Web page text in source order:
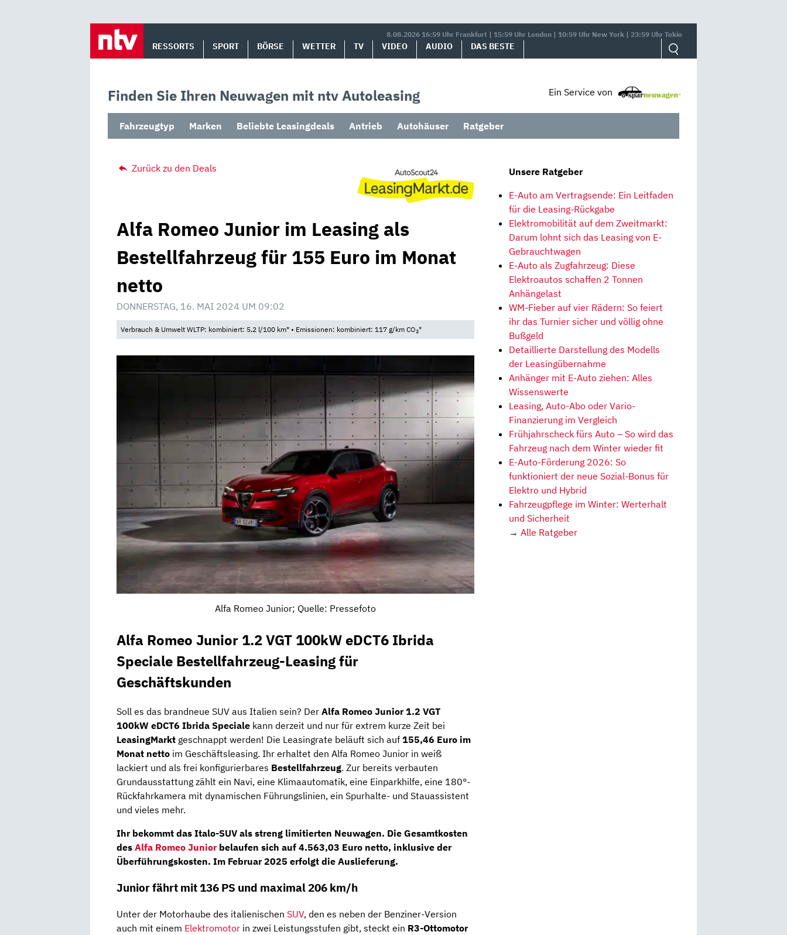
8.08.2026 16:59 Uhr Frankfurt | 15:59 Uhr London | 10:59 Uhr New York | 23:59 Uhr Tokio
RESSORTS SPORT BÖRSE WETTER TV VIDEO AUDIO DAS BESTE
Finden Sie Ihren Neuwagen mit ntv Autoleasing Ein Service von
Fahrzeugtyp Marken Beliebte Leasingdeals Antrieb Autohäuser Ratgeber
Zurück zu den Deals
Alfa Romeo Junior im Leasing als
Bestellfahrzeug für 155 Euro im Monat
netto
DONNERSTAG, 16. MAI 2024 UM 09:02
Verbrauch & Umwelt WLTP: kombiniert: 5,2 l/100 km* • Emissionen: kombiniert: 117 g/km CO2*
Alfa Romeo Junior; Quelle: Pressefoto
Alfa Romeo Junior 1.2 VGT 100kW eDCT6 Ibrida
Speciale Bestellfahrzeug-Leasing für
Geschäftskunden
Soll es das brandneue SUV aus Italien sein? Der Alfa Romeo Junior 1.2 VGT
100kW eDCT6 Ibrida Speciale kann derzeit und nur für extrem kurze Zeit bei
LeasingMarkt geschnappt werden! Die Leasingrate beläuft sich auf 155,46 Euro im
Monat netto im Geschäftsleasing. Ihr erhaltet den Alfa Romeo Junior in weiß
lackiert und als frei konfigurierbares Bestellfahrzeug. Zur bereits verbauten
Grundausstattung zählt ein Navi, eine Klimaautomatik, eine Einparkhilfe, eine 180°-
Rückfahrkamera mit dynamischen Führungslinien, ein Spurhalte- und Stauassistent
und vieles mehr.
Ihr bekommt das Italo-SUV als streng limitierten Neuwagen. Die Gesamtkosten
des Alfa Romeo Juniorbelaufen sich auf 4.563,03 Euro netto, inklusive der
Überführungskosten. Im Februar 2025 erfolgt die Auslieferung.
Junior fährt mit 136 PS und maximal 206 km/h
Unter der Motorhaube des italienischen SUV, den es neben der Benziner-Version
auch mit einem Elektromotor in zwei Leistungsstufen gibt, steckt ein R3-Ottomotor
Unsere Ratgeber
E-Auto am Vertragsende: Ein Leitfaden
für die Leasing-Rückgabe
Elektromobilität auf dem Zweitmarkt:
Darum lohnt sich das Leasing von E-
Gebrauchtwagen
E-Auto als Zugfahrzeug: Diese
Elektroautos schaffen 2 Tonnen
Anhängelast
WM-Fieber auf vier Rädern: So feiert
ihr das Turnier sicher und völlig ohne
Bußgeld
Detaillierte Darstellung des Modells
der Leasingübernahme
Anhänger mit E-Auto ziehen: Alles
Wissenswerte
Leasing, Auto-Abo oder Vario-
Finanzierung im Vergleich
Frühjahrscheck fürs Auto – So wird das
Fahrzeug nach dem Winter wieder fit
E-Auto-Förderung 2026: So
funktioniert der neue Sozial-Bonus für
Elektro und Hybrid
Fahrzeugpflege im Winter: Werterhalt
und Sicherheit
→ Alle Ratgeber